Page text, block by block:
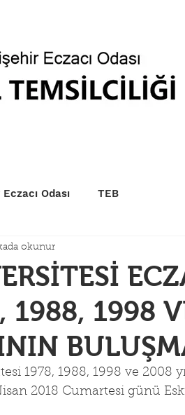
Odası TEB
1988, 1998
okunur
1978, 1988, 1998 ve 2008
2018 Cumartesi günü